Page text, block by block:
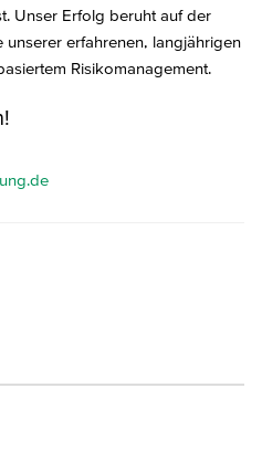
Unser Erfolg beruht auf der
erfahrenen, langjährigen
Risikomanagement.